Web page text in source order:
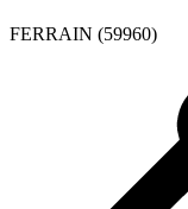
FERRAIN (59960)